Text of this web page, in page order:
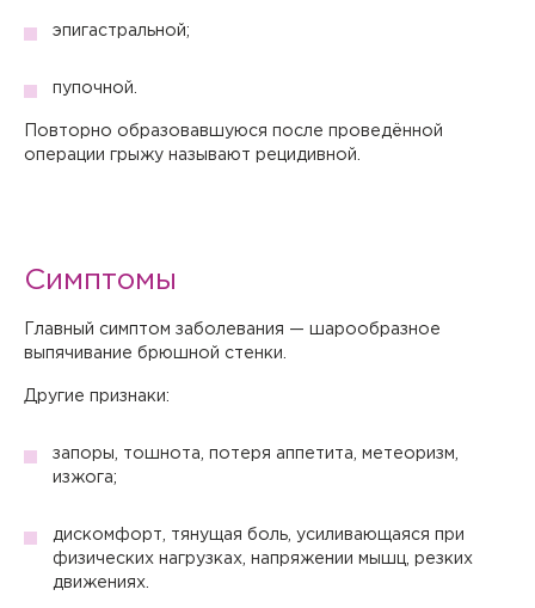
эпигастральной;
пупочной.
Повторно образовавшуюся после проведённой
операции грыжу называют рецидивной.
Симптомы
Главный симптом заболевания — шарообразное
выпячивание брюшной стенки.
Другие признаки:
запоры, тошнота, потеря аппетита, метеоризм,
изжога;
дискомфорт, тянущая боль, усиливающаяся при
физических нагрузках, напряжении мышц, резких
движениях.